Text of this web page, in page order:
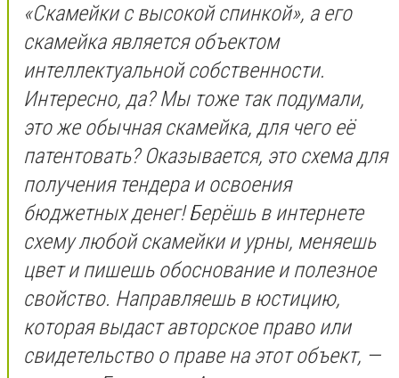
«Скамейки с высокой спинкой», а его
скамейка является объектом
интеллектуальной собственности.
Интересно, да? Мы тоже так подумали,
это же обычная скамейка, для чего её
патентовать? Оказывается, это схема для
получения тендера и освоения
бюджетных денег! Берёшь в интернете
схему любой скамейки и урны, меняешь
цвет и пишешь обоснование и полезное
свойство. Направляешь в юстицию,
которая выдаст авторское право или
свидетельство о праве на этот объект, —